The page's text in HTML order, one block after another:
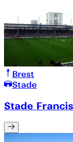
Brest
Stade
Stade